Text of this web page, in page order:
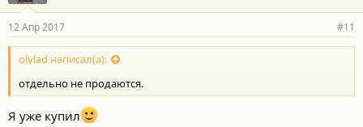
12 Апр 2017 #11
olvlad написал(а):
отдельно не продаются.
Я уже купил